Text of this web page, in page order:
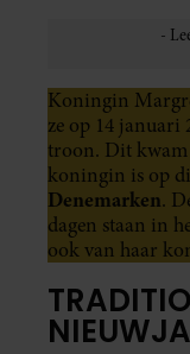
Koningin
ze op 14 januari
troon. Dit
koningin is op
Denemarken.
dagen staan in
ook van haar